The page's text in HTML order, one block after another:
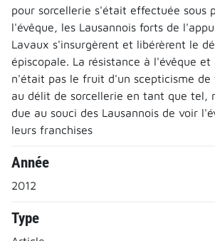
pour sorcellerie s'était effectuée sous
l'évêque, les Lausannois forts de
Lavaux s'insurgèrent et libérèrent le
épiscopale. La résistance à l'évêque
n'était pas le fruit d'un scepticisme de
au délit de sorcellerie en tant que tel,
due au souci des Lausannois de voir
leurs franchises
Année
2012
Type